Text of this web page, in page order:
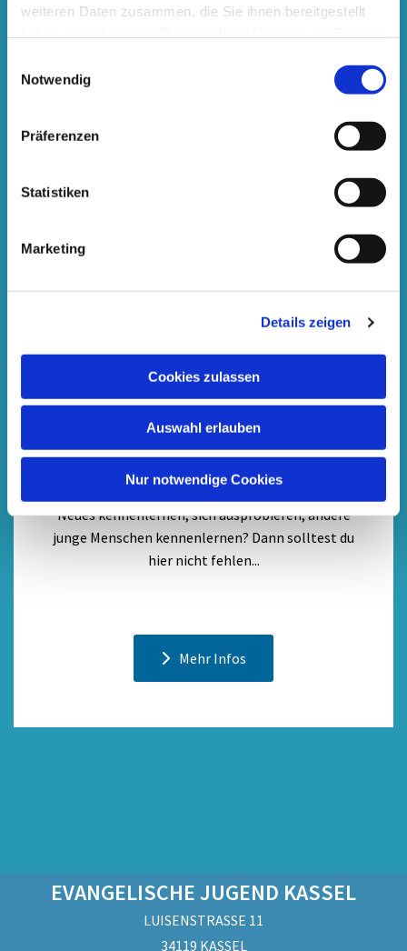
weiteren Daten zusammen, die Sie ihnen bereitgestellt
Notwendig
Präferenzen
Statistiken
Marketing
Details zeigen
Cookies zulassen
Auswahl erlauben
Nur notwendige Cookies
.
Angebote für Jugendliche (13 - 27
Jahre)
Neues kennenlernen, sich ausprobieren, andere
junge Menschen kennenlernen? Dann solltest du
hier nicht fehlen...
Mehr Infos
EVANGELISCHE JUGEND KASSEL
LUISENSTRASSE 11
34119 KASSEL